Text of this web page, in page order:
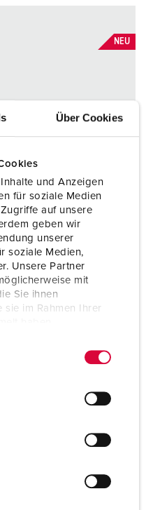
Über Cookies
und Anzeigen
für soziale Medien
auf unsere
geben wir
unserer
soziale Medien,
Unsere Partner
mit
Sie ihnen
im Rahmen Ihrer
NEU
Monitoring / Alarme,